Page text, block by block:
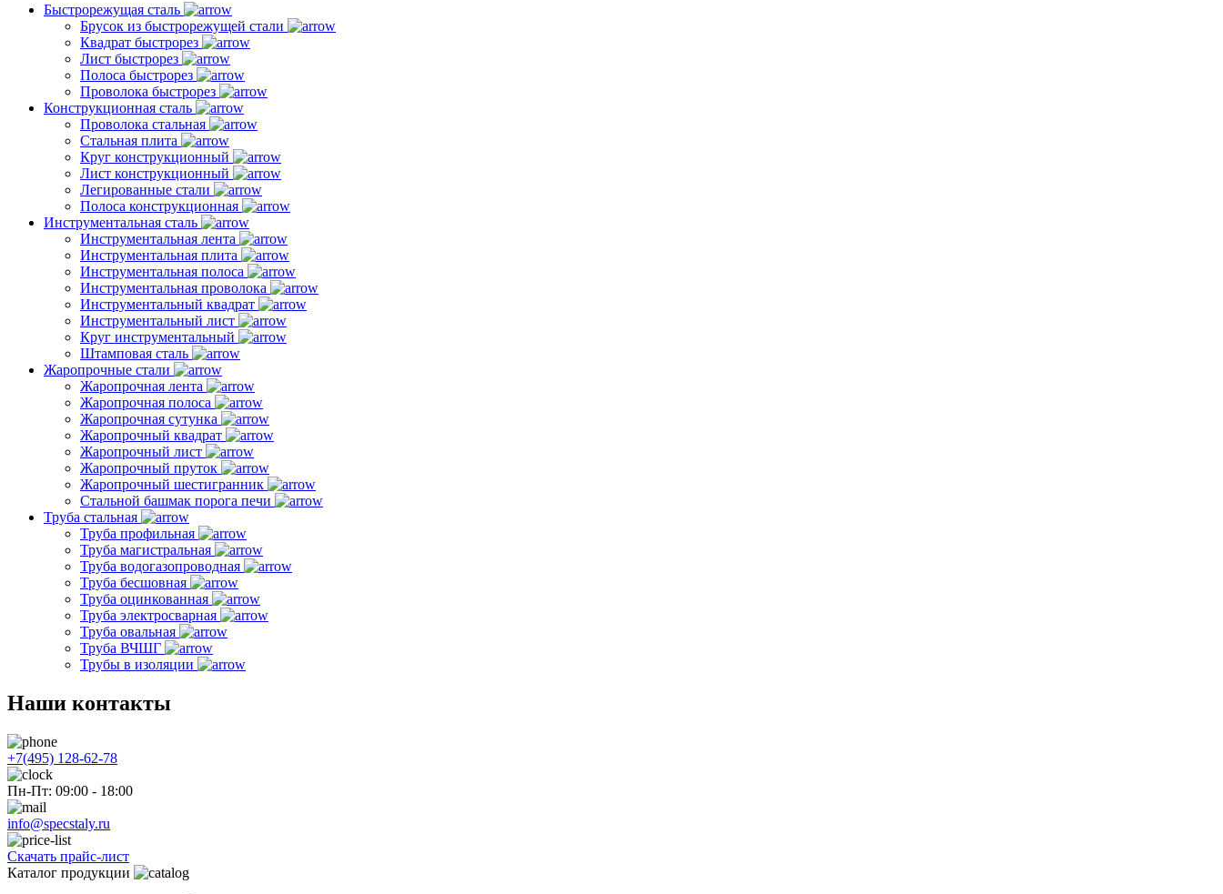
Быстрорежущая сталь
Брусок из быстрорежущей стали
Квадрат быстрорез
Лист быстрорез
Полоса быстрорез
Проволока быстрорез
Конструкционная сталь
Проволока стальная
Стальная плита
Круг конструкционный
Лист конструкционный
Легированные стали
Полоса конструкционная
Инструментальная сталь
Инструментальная лента
Инструментальная плита
Инструментальная полоса
Инструментальная проволока
Инструментальный квадрат
Инструментальный лист
Круг инструментальный
Штамповая сталь
Жаропрочные стали
Жаропрочная лента
Жаропрочная полоса
Жаропрочная сутунка
Жаропрочный квадрат
Жаропрочный лист
Жаропрочный пруток
Жаропрочный шестигранник
Стальной башмак порога печи
Труба стальная
Труба профильная
Труба магистральная
Труба водогазопроводная
Труба бесшовная
Труба оцинкованная
Труба электросварная
Труба овальная
Труба ВЧШГ
Трубы в изоляции
Наши контакты
+7(495) 128-62-78
Пн-Пт: 09:00 - 18:00
info@specstaly.ru
Скачать прайс-лист
Каталог продукции